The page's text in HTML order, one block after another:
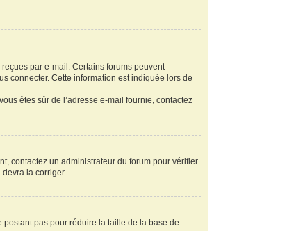
par e-mail. Certains forums peuvent
connecter. Cette information est indiquée lors de
êtes sûr de l’adresse e-mail fournie, contactez
contactez un administrateur du forum pour vérifier
devra la corriger.
postant pas pour réduire la taille de la base de